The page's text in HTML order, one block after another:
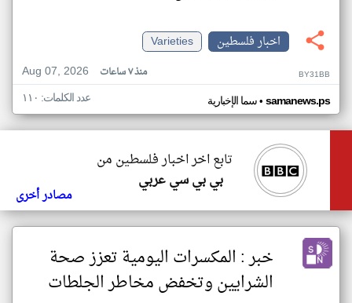
اخبار فلسطين
Varieties
Aug 07, 2026
منذ ٧ ساعات BY31BB
سما الإخبارية• samanews.ps عدد الكلمات: ١١٠
تابع اخر اخبار فلسطين من
بي بي سي عربي
مصادر أخرى
خبر : المكسرات اليومية تعزز صحة
الشرايين وتخفض مخاطر الجلطات